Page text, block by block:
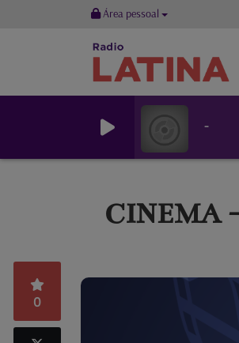
Área pessoal
-
CINEMA
0